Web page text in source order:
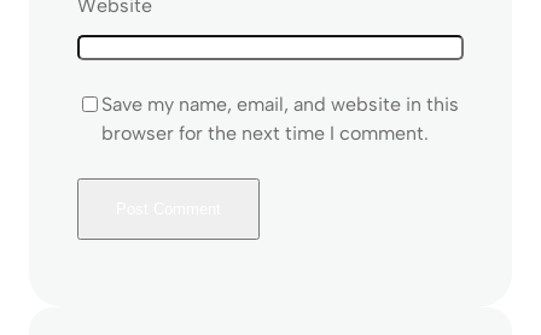
Website
Save my name, email, and website in this
browser for the next time I comment.